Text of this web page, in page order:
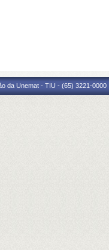
da Unemat - TIU - (65) 3221-